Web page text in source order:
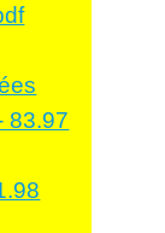
83.97